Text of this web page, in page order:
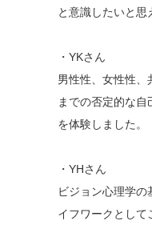
と意識したいと思
・YKさん
男性性、女性性、
までの否定的な
を体験しました。
・YHさん
ビジョン心理学
イフワークとして